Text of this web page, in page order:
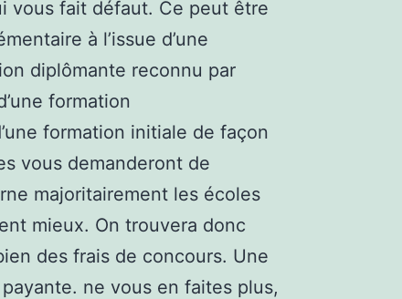
vous fait défaut. Ce peut être
à l’issue d’une
diplômante reconnu par
formation
formation initiale de façon
vous demanderont de
majoritairement les écoles
mieux. On trouvera donc
des frais de concours. Une
ne vous en faites plus,